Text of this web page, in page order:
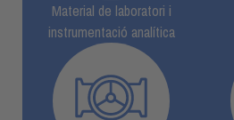
Material de laboratori i
instrumentació analítica